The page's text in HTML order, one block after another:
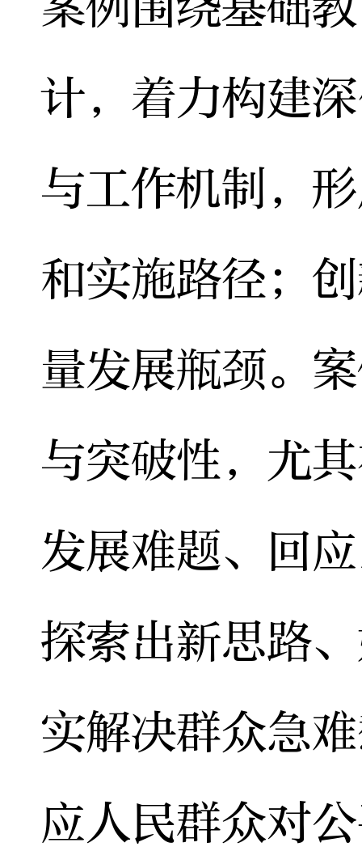
计，着力构建
与工作机制，
和实施路径；
量发展瓶颈。
与突破性，尤
发展难题、回
探索出新思路
实解决群众急
应人民群众对